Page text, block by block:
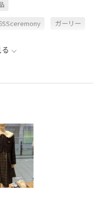
ガーリー
ワンピース